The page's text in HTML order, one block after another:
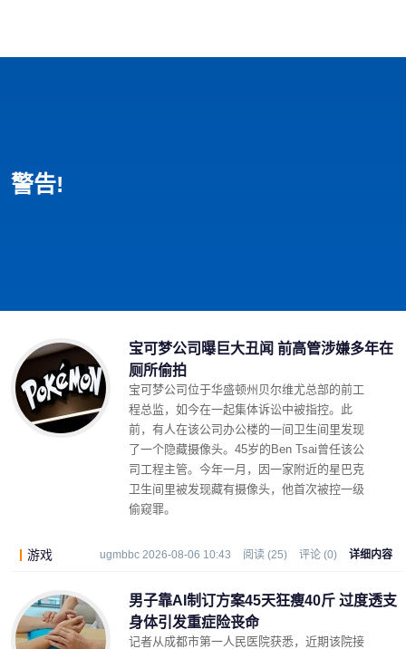
警告!
宝可梦公司曝巨大丑闻 前高管涉嫌多年在
厕所偷拍
宝可梦公司位于华盛顿州贝尔维尤总部的前工
程总监，如今在一起集体诉讼中被指控。此
前，有人在该公司办公楼的一间卫生间里发现
了一个隐藏摄像头。45岁的Ben Tsai曾任该公
司工程主管。今年一月，因一家附近的星巴克
卫生间里被发现藏有摄像头，他首次被控一级
偷窥罪。
游戏 ugmbbc 2026-08-06 10:43 阅读 (25) 评论 (0) 详细内容
男子靠AI制订方案45天狂瘦40斤 过度透支
身体引发重症险丧命
记者从成都市第一人民医院获悉，近期该院接